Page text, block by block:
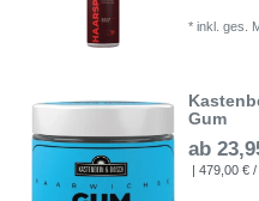
*inkl. ges.
Gum
ab
| 479,00 €